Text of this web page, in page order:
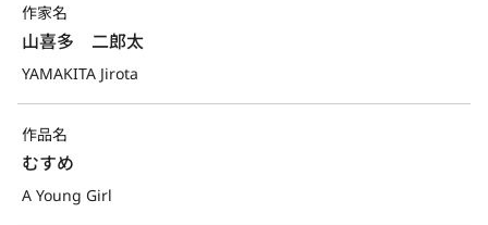
作家名
山喜多　二郎太
YAMAKITA Jirota
作品名
むすめ
A Young Girl